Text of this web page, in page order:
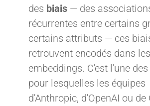
des biais— des
récurrentes entre certains
certains attributs — ces
retrouvent encodés dans les
embeddings. C'est l'une
pour lesquelles les équipes
d'Anthropic, d'OpenAI ou de